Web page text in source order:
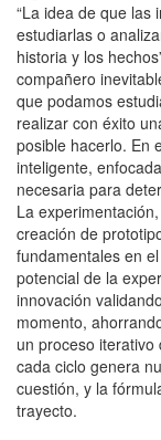
“La idea de que las
estudiarlas o
historia y los
compañero
que podamos
realizar con éxito
posible hacerlo. En
inteligente,
necesaria para
La
creación de
fundamentales en
potencial de la
innovación
momento,
un proceso
cada ciclo genera
cuestión, y la
trayecto.